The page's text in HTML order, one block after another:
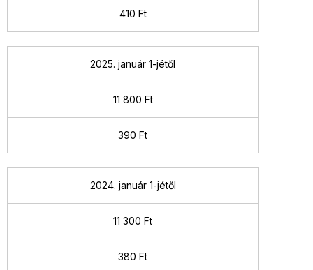
410 Ft
2025. január 1-jétől
11 800 Ft
390 Ft
2024. január 1-jétől
11 300 Ft
380 Ft